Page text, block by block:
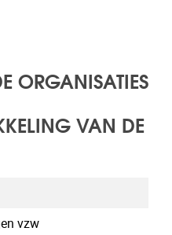
ORGANISATIES
VAN DE
vzw